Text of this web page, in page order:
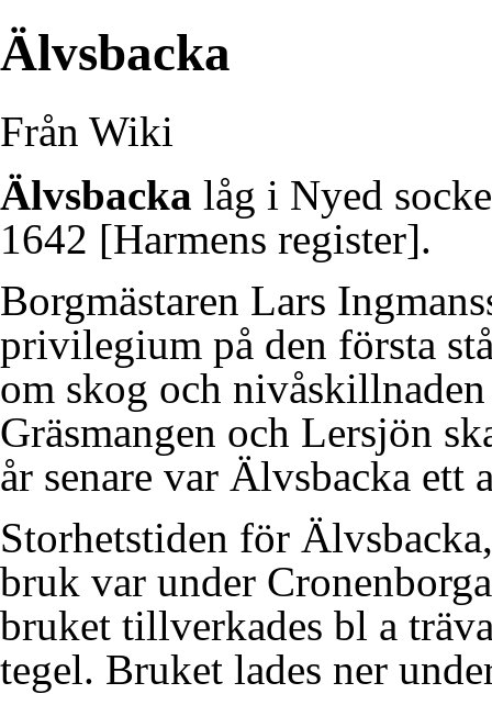
Älvsbacka
Från Wiki
Älvsbacka låg i Nyed
1642 [Harmens register].
Borgmästaren Lars
privilegium på den första
om skog och
Gräsmangen och Lersjön
år senare var Älvsbacka ett
Storhetstiden för
bruk var under
bruket tillverkades bl a
tegel. Bruket lades ner